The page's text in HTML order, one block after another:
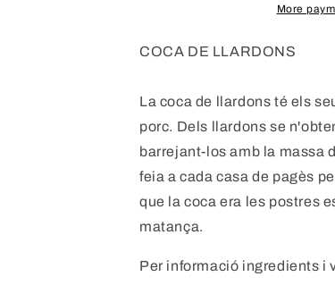
More
COCA DE LLARDONS
La coca de llardons té els
porc. Dels llardons se
barrejant-los amb la massa
feia a cada casa de pagès
que la coca era les postres
matança.
Per informació ingredients i